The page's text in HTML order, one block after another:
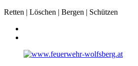
Retten | Löschen | Bergen | Schützen